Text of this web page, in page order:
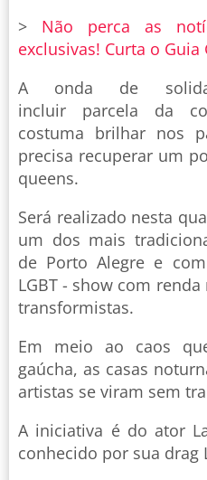
> Não perca as
exclusivas! Curta o
A onda de
incluir parcela da
costuma brilhar nos
precisa recuperar um
queens.
Será realizado nesta
um dos mais
de Porto Alegre e
LGBT - show com
transformistas.
Em meio ao caos
gaúcha, as casas
artistas se viram sem
A iniciativa é do ator
conhecido por sua drag